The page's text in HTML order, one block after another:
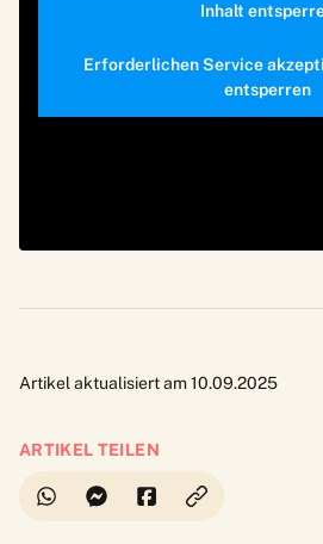
Inhalt
Erforderlichen Service
entsperren
Artikel aktualisiert am 10.09.2025
ARTIKEL TEILEN